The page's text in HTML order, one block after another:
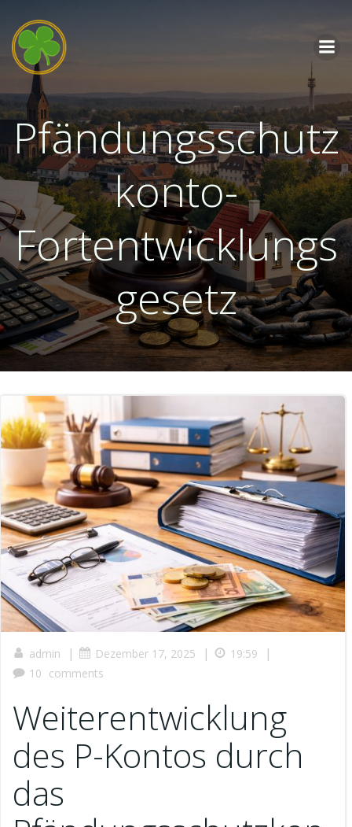
Pfändungsschutz
konto-
Fortentwicklungs
gesetz
admin | Dezember 17, 2025 | 19:59 |
10 comments
Weiterentwicklung
des P-Kontos durch
das